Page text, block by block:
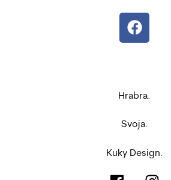
Hrabra.
Svoja.
Kuky Design.